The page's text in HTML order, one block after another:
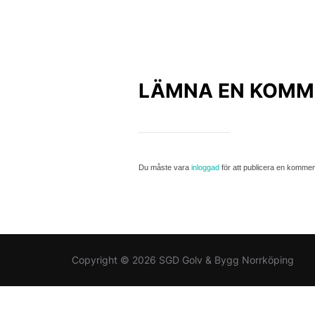
LÄMNA EN
Du måste vara inloggad för att publicera en
Copyright © 2026 SGD Golv & Bygg Norrköping